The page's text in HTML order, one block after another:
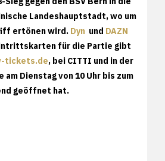
Landeshauptstadt, wo um
ertönen wird. Dyn und DAZN
für die Partie gibt
tickets.de, bei CITTI und in der
am Dienstag von 10 Uhr bis zum
geöffnet hat.